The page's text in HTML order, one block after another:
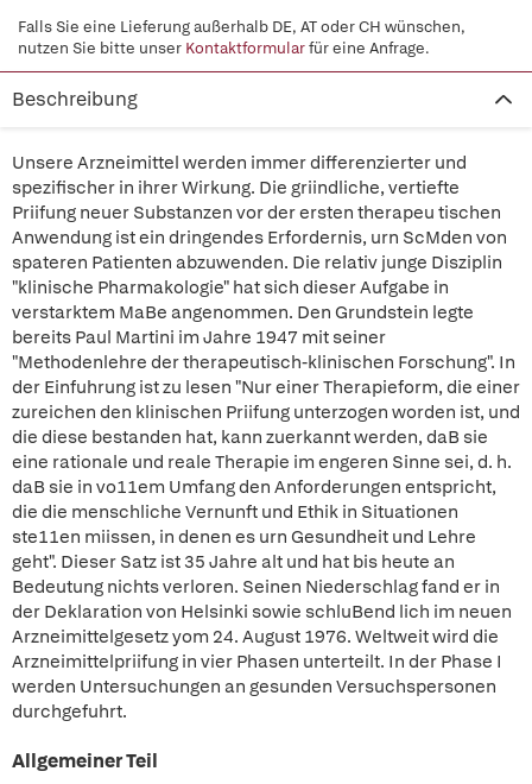
Falls Sie eine Lieferung außerhalb DE, AT oder CH wünschen,
nutzen Sie bitte unser Kontaktformularfür eine Anfrage.
Beschreibung
Unsere Arzneimittel werden immer differenzierter und
spezifischer in ihrer Wirkung. Die griindliche, vertiefte
Priifung neuer Substanzen vor der ersten therapeu tischen
Anwendung ist ein dringendes Erfordernis, urn ScMden von
spateren Patienten abzuwenden. Die relativ junge Disziplin
"klinische Pharmakologie" hat sich dieser Aufgabe in
verstarktem MaBe angenommen. Den Grundstein legte
bereits Paul Martini im Jahre 1947 mit seiner
"Methodenlehre der therapeutisch-klinischen Forschung". In
der Einfuhrung ist zu lesen "Nur einer Therapieform, die einer
zureichen den klinischen Priifung unterzogen worden ist, und
die diese bestanden hat, kann zuerkannt werden, daB sie
eine rationale und reale Therapie im engeren Sinne sei, d. h.
daB sie in vo11em Umfang den Anforderungen entspricht,
die die menschliche Vernunft und Ethik in Situationen
ste11en miissen, in denen es urn Gesundheit und Lehre
geht". Dieser Satz ist 35 Jahre alt und hat bis heute an
Bedeutung nichts verloren. Seinen Niederschlag fand er in
der Deklaration von Helsinki sowie schluBend lich im neuen
Arzneimittelgesetz yom 24. August 1976. Weltweit wird die
Arzneimittelpriifung in vier Phasen unterteilt. In der Phase I
werden Untersuchungen an gesunden Versuchspersonen
durchgefuhrt.
Allgemeiner Teil